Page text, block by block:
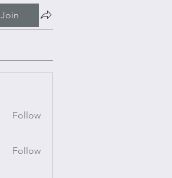
Join
Follow
Follow